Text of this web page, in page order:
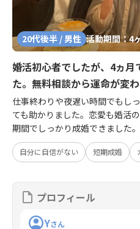
20代後半 / 男性 活動期間：4
婚活初心者でしたが、4ヵ月
た。無料相談から運命が変わ
仕事終わりや夜遅い時間でもし
ても助かりました。恋愛も婚活
期間でしっかり成婚できました。
自分に自信がない 短期成婚
プロフィール
Yさん